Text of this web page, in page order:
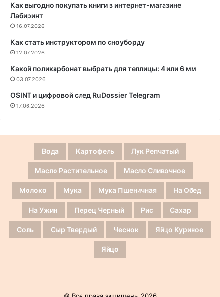
Как выгодно покупать книги в интернет-магазине
Лабиринт
16.07.2026
Как стать инструктором по сноуборду
12.07.2026
Какой поликарбонат выбрать для теплицы: 4 или 6 мм
03.07.2026
OSINT и цифровой след RuDossier Telegram
17.06.2026
Вода Картофель Лук Репчатый
Масло Растительное Масло Сливочное
Молоко Мука Мука Пшеничная На Обед
На Ужин Перец Черный Рис Сахар
Соль Сыр Твердый Чеснок Яйцо Куриное
Яйцо
© Все права защищены 2026